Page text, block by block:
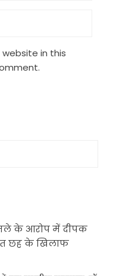
in this
के आरोप में दीपक
छह के खिलाफ